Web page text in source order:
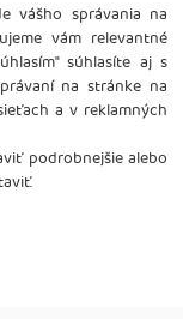
vášho správania na
vám relevantné
súhlasíte aj s
na stránke na
a v reklamných
podrobnejšie alebo